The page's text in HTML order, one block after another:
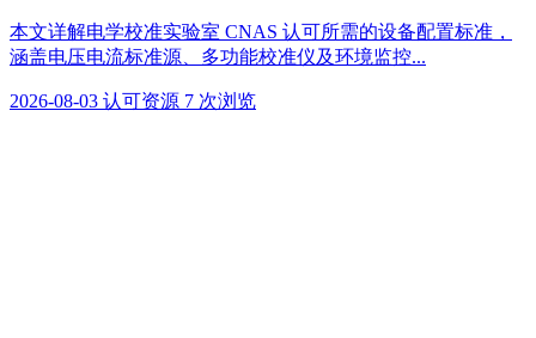
本文详解电学校准实验室 CNAS 认可所需的设备配置标准，
涵盖电压电流标准源、多功能校准仪及环境监控...
2026-08-03 认可资源 7 次浏览